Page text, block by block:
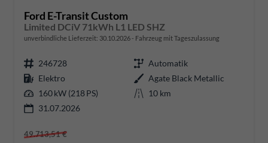
Ford E-Transit Custom
Limited DCiV 71kWh L1 LED SHZ
unverbindliche Lieferzeit: 30.10.2026 Fahrzeug mit Tageszulassung
246728
Automatik
Elektro
Agate Black Metallic
160 kW (218 PS)
10 km
31.07.2026
49.713,51 €